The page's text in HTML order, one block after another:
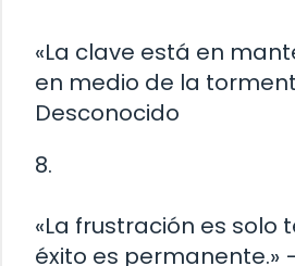
«La clave está en
en medio de la
Desconocido
8.
«La frustración es solo
éxito es permanente.»